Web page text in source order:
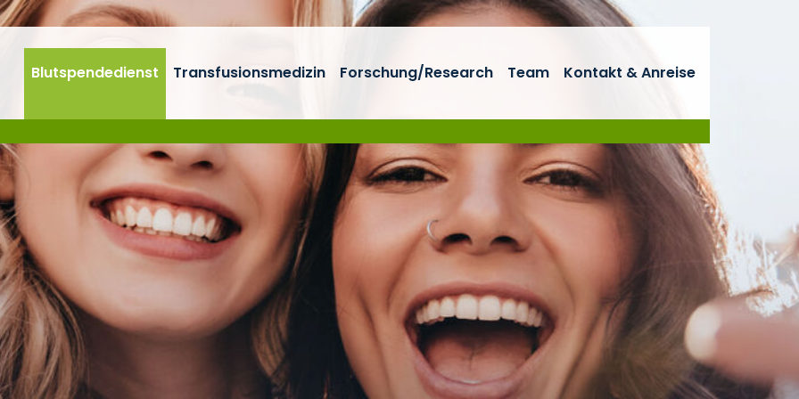
Blutspendedienst Transfusionsmedizin Forschung/Research Team Kontakt & Anreise